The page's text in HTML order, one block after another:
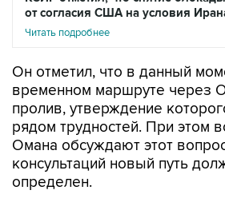
от согласия США на условия
Читать подробнее
Он отметил, что в данный
временном маршруте через
пролив, утверждение
рядом трудностей. При этом
Омана обсуждают этот
консультаций новый путь
определен.